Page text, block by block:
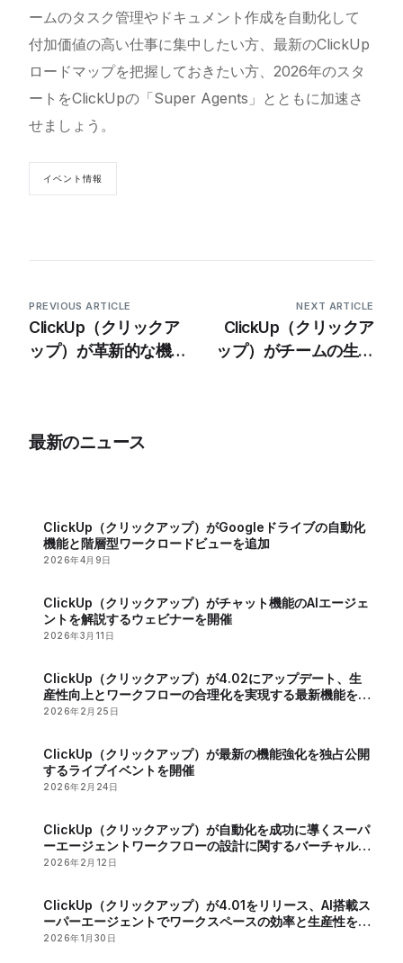
ームのタスク管理やドキュメント作成を自動化して
付加価値の高い仕事に集中したい方、最新のClickUp
ロードマップを把握しておきたい方、2026年のスタ
ートをClickUpの「Super Agents」とともに加速さ
せましょう。
イベント情報
PREVIOUS ARTICLE
ClickUp（クリックア
ップ）が革新的な機能
2026レポートでトッ
NEXT ARTICLE
ClickUp（クリックア
ップ）がチームの生産
最新のニュース
ClickUp（クリックアップ）がGoogleドライブの自動化
機能と階層型ワークロードビューを追加
2026年4月9日
ClickUp（クリックアップ）がチャット機能のAIエージェ
ントを解説するウェビナーを開催
2026年3月11日
ClickUp（クリックアップ）が4.02にアップデート、生
産性向上とワークフローの合理化を実現する最新機能を発
表
2026年2月25日
ClickUp（クリックアップ）が最新の機能強化を独占公開
するライブイベントを開催
2026年2月24日
ClickUp（クリックアップ）が自動化を成功に導くスーパ
ーエージェントワークフローの設計に関するバーチャルイ
ベントを開催
2026年2月12日
ClickUp（クリックアップ）が4.01をリリース、AI搭載ス
ーパーエージェントでワークスペースの効率と生産性を向
上
2026年1月30日